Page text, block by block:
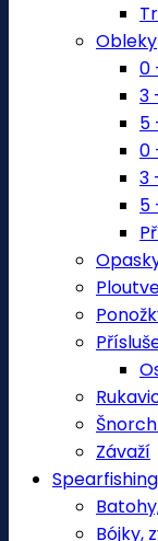
Obleky
0
3
5
0
3
5
Závaží
Spearfishing
Bójky,